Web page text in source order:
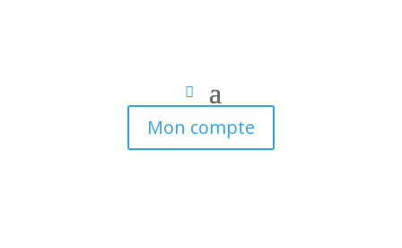
Mon compte